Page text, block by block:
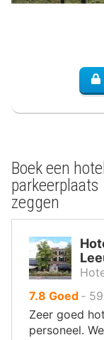
Boek een
zeggen
7.8 uit
10
,
Goed ‐ 59
Zeer goed
personeel.